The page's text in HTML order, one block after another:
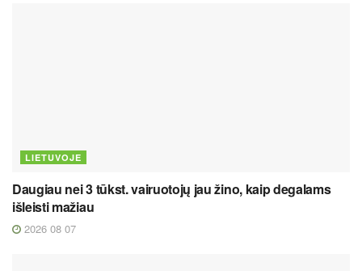
LIETUVOJE
Daugiau nei 3 tūkst. vairuotojų jau žino, kaip degalams
išleisti mažiau
2026 08 07